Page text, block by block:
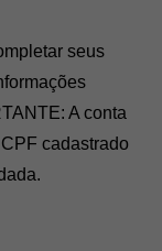
seus
A conta
cadastrado